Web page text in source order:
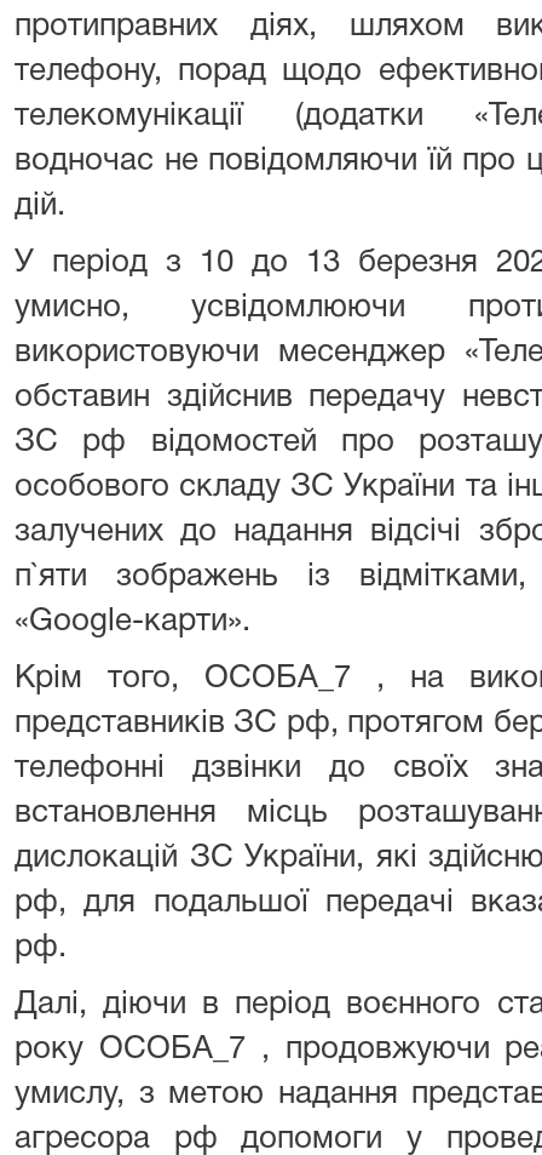
протиправних діях, шляхом
телефону, порад щодо
телекомунікації (додатки
водночас не повідомляючи їй про
дій.
У період з 10 до 13 березня
умисно, усвідомлюючи
використовуючи месенджер
обставин здійснив передачу
ЗС рф відомостей про
особового складу ЗС України та
залучених до надання відсічі
п`яти зображень із
«Google-карти».
Крім того, ОСОБА_7 , на
представників ЗС рф, протягом
телефонні дзвінки до своїх
встановлення місць
дислокацій ЗС України, які
рф, для подальшої передачі
рф.
Далі, діючи в період воєнного
року ОСОБА_7 , продовжуючи
умислу, з метою надання
агресора рф допомоги у